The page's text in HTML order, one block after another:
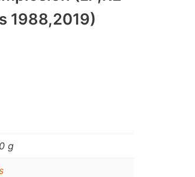
ESTILOS
ALTERNATIVE-INDIE
RNB-SOUL-LATIN
JAGUAR
1988,2019)
g